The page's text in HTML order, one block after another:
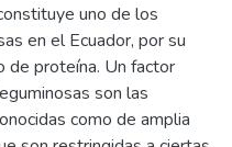
uno de los
en el Ecuador, por su
de proteína. Un factor
son las
como de amplia